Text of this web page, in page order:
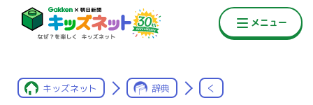
キッズネット 辞典 く